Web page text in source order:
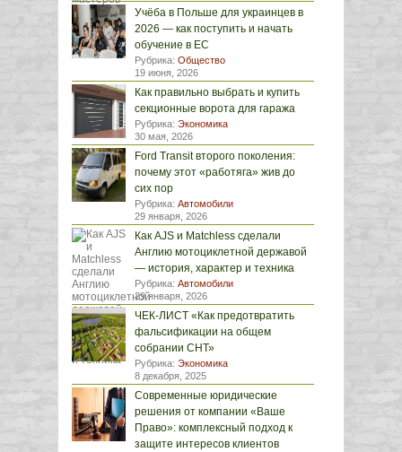
Учёба в Польше для украинцев в
2026 — как поступить и начать
обучение в ЕС
Рубрика: Общество
19 июня, 2026
Как правильно выбрать и купить
секционные ворота для гаража
Рубрика: Экономика
30 мая, 2026
Ford Transit второго поколения:
почему этот «работяга» жив до
сих пор
Рубрика: Автомобили
29 января, 2026
Как AJS и Matchless сделали
Англию мотоциклетной державой
— история, характер и техника
Рубрика: Автомобили
29 января, 2026
ЧЕК-ЛИСТ «Как предотвратить
фальсификации на общем
собрании СНТ»
Рубрика: Экономика
8 декабря, 2025
Современные юридические
решения от компании «Ваше
Право»: комплексный подход к
защите интересов клиентов